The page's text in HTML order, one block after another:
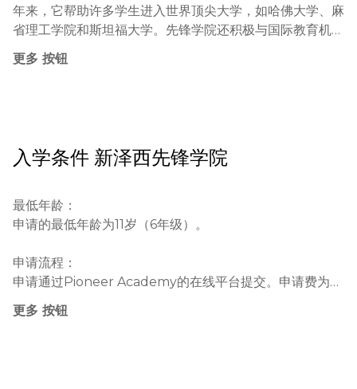
年来，它帮助许多学生进入世界顶尖大学，如哈佛大学、麻
省理工学院和斯坦福大学。先锋学院还积极与国际教育机构
和文化组织合作，为学生创造了丰富的学术和社会环境。
化倡议，帮助他们形成广泛的技能和兴趣。
先锋学院在该地区和其他地区的教育体系中做出了重大贡
献。由于在STEM教育和人文科学领域取得的成就，学院经
家的学生的聚集地，有助于学生发展跨文化理解和全球思
维。学院的声誉建立在学生的优异表现和毕业生成功的职业
更多 按钮
入学条件 新泽西先锋学院
最低年龄：
申请的最低年龄为11岁（6年级）。
申请流程：
申请通过Pioneer Academy的在线平台提交。申请费为
100美元。提交申请后，需要提供所有必需文件，并进行面
试（针对某些项目）。
更多 按钮